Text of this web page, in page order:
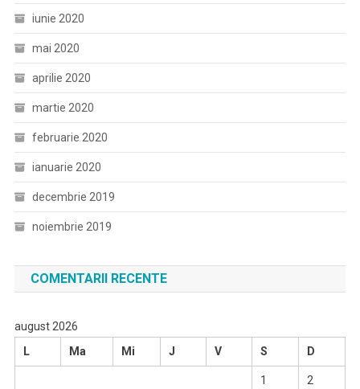
iunie 2020
mai 2020
aprilie 2020
martie 2020
februarie 2020
ianuarie 2020
decembrie 2019
noiembrie 2019
COMENTARII RECENTE
august 2026
L
Ma Mi J V S D
1 2